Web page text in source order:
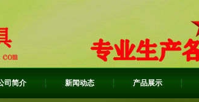
司简介 新闻动态 产品展示